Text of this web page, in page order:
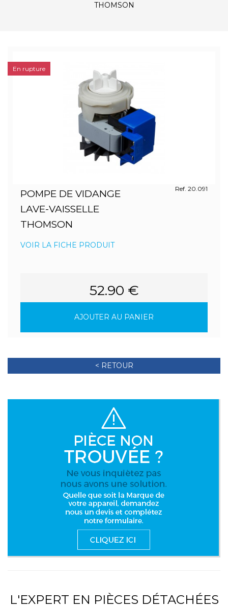
THOMSON
POMPE DE VIDANGE
LAVE-VAISSELLE
THOMSON
Ref. 20.091
VOIR LA FICHE PRODUIT
52.90 €
AJOUTER AU PANIER
En rupture
< RETOUR
L'EXPERT EN PIÈCES DÉTACHÉES